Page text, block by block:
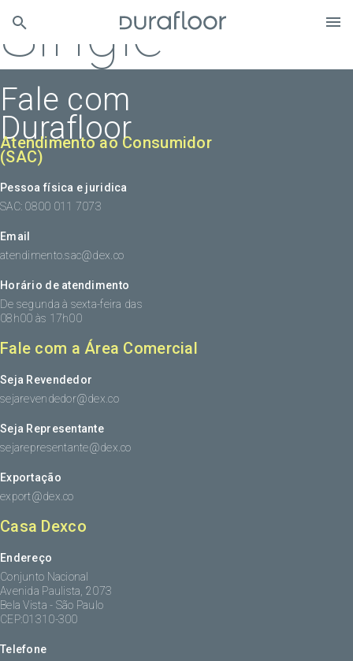
Single
Fale com
Durafloor
Atendimento ao Consumidor
(SAC)
Pessoa física e juridica
SAC: 0800 011 7073
Email
atendimento.sac@dex.co
Horário de atendimento
De segunda à sexta-feira das
08h00 às 17h00
Fale com a Área Comercial
Seja Revendedor
sejarevendedor@dex.co
Seja Representante
sejarepresentante@dex.co
Exportação
export@dex.co
Casa Dexco
Endereço
Conjunto Nacional
Avenida Paulista, 2073
Bela Vista - São Paulo
CEP:01310-300
Telefone